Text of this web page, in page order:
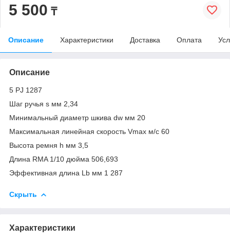
5 500 ₸
Описание Характеристики Доставка Оплата
Описание
5 PJ 1287
Шаг ручья s мм 2,34
Минимальный диаметр шкива dw мм 20
Максимальная линейная скорость Vmax м/c 60
Высота ремня h мм 3,5
Длина RMA 1/10 дюйма 506,693
Эффективная длина Lb мм 1 287
Скрыть
Характеристики